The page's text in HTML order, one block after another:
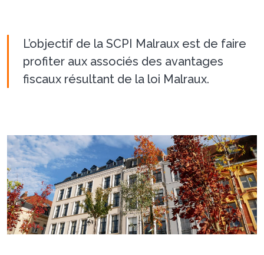
L’objectif de la SCPI Malraux est de faire
profiter aux associés des avantages
fiscaux résultant de la loi Malraux.